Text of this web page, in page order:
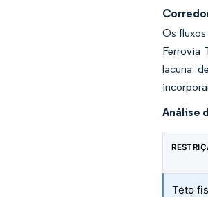
Os
Ferrovia
lacuna
Análise
Teto